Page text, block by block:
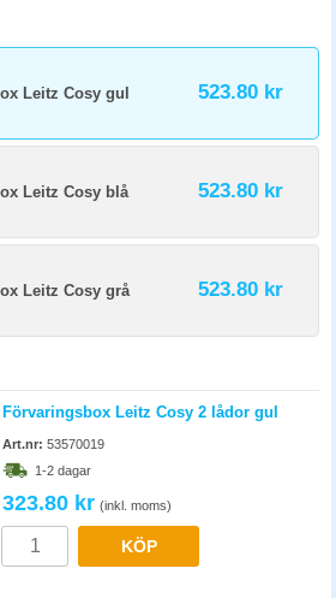
Leitz Cosy gul 523.80 kr
Leitz Cosy blå 523.80 kr
Leitz Cosy grå 523.80 kr
Förvaringsbox Leitz Cosy 2 lådor gul
Art.nr: 53570019
1-2 dagar
323.80 kr (inkl. moms)
KÖP